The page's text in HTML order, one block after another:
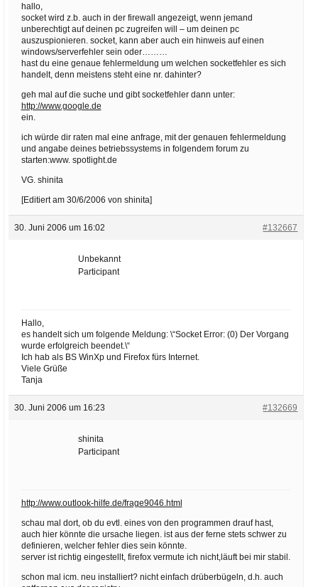
hallo,
socket wird z.b. auch in der firewall angezeigt, wenn jemand
unberechtigt auf deinen pc zugreifen will – um deinen pc
auszuspionieren. socket, kann aber auch ein hinweis auf einen
windows/serverfehler sein oder………
hast du eine genaue fehlermeldung um welchen socketfehler es sich
handelt, denn meistens steht eine nr. dahinter?
geh mal auf die suche und gibt socketfehler dann unter:
http://www.google.de
ein.
ich würde dir raten mal eine anfrage, mit der genauen fehlermeldung
und angabe deines betriebssystems in folgendem forum zu
starten:www. spotlight.de
VG. shinita
[Editiert am 30/6/2006 von shinita]
30. Juni 2006 um 16:02 #132667
Unbekannt
Participant
Hallo,
es handelt sich um folgende Meldung: \“Socket Error: (0) Der Vorgang
wurde erfolgreich beendet.\“
Ich hab als BS WinXp und Firefox fürs Internet.
Viele Grüße
Tanja
30. Juni 2006 um 16:23 #132669
shinita
Participant
http://www.outlook-hilfe.de/frage9046.html
schau mal dort, ob du evtl. eines von den programmen drauf hast,
auch hier könnte die ursache liegen. ist aus der ferne stets schwer zu
definieren, welcher fehler dies sein könnte.
server ist richtig eingestellt, firefox vermute ich nicht,läuft bei mir stabil.
schon mal icm. neu installiert? nicht einfach drüberbügeln, d.h. auch